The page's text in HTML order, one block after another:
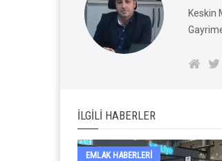
Keskin
İLGILI HABERLER
EMLAK HABERLERI